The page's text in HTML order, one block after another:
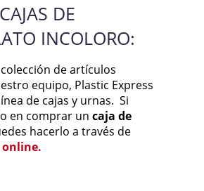
DE
INCOLORO:
de artículos
equipo, Plastic Express
de cajas y urnas. Si
en comprar un caja de
hacerlo a través de